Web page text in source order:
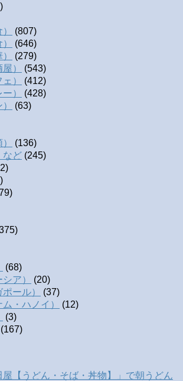
(807)
(646)
(279)
）
(543)
）
(412)
）
(428)
(63)
(136)
など (245)
(68)
ア）
(20)
ール）
(37)
・ハノイ）
(12)
(3)
(167)
【うどん・そば・丼物】」で朝うどん